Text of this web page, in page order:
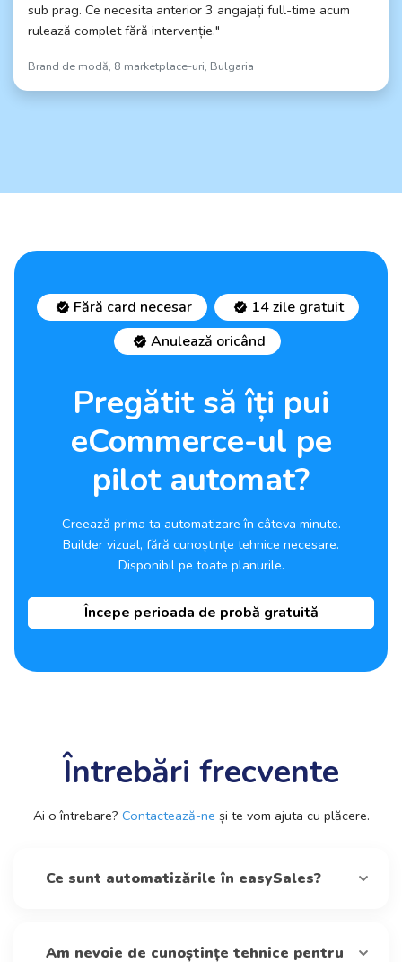
sub prag. Ce necesita anterior 3 angajați full-time acum
rulează complet fără intervenție."
Brand de modă, 8 marketplace-uri, Bulgaria
Fără card necesar
14 zile gratuit
Anulează oricând
Pregătit să îți pui
eCommerce-ul pe
pilot automat?
Creează prima ta automatizare în câteva minute.
Builder vizual, fără cunoștințe tehnice necesare.
Disponibil pe toate planurile.
Începe perioada de probă gratuită
Întrebări frecvente
Ai o întrebare? Contactează-ne și te vom ajuta cu plăcere.
Ce sunt automatizările în easySales?
Am nevoie de cunoștințe tehnice pentru